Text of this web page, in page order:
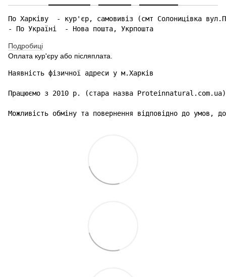
По Харківу  - кур'єр, самовивіз (смт Солоницівка
- По Україні  - Нова пошта, Укрпошта
Подробиці
Оплата кур'єру або післяплата.
Наявність фізичної адреси у м.Харків
Працюємо з 2010 р. (стара назва Proteinnatural.com.ua)
Можливість обміну та повернення відповідно до умов,